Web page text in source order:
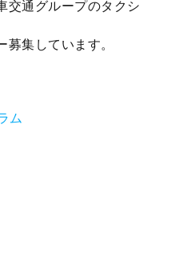
交通グループのタクシ
募集しています。
ム